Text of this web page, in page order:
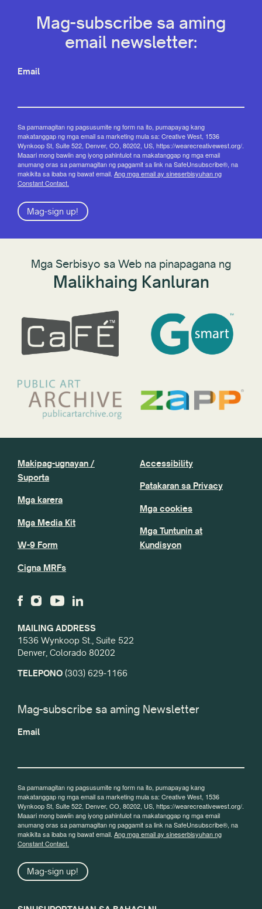
Mag-subscribe sa aming
email newsletter:
Email
Sa pamamagitan ng pagsusumite ng form na ito, pumapayag kang
makatanggap ng mga email sa marketing mula sa: Creative West, 1536
Wynkoop St, Suite 522, Denver, CO, 80202, US, https://wearecreativewest.org/.
Maaari mong bawiin ang iyong pahintulot na makatanggap ng mga email
anumang oras sa pamamagitan ng paggamit sa link na SafeUnsubscribe®, na
makikita sa ibaba ng bawat email. Ang mga email ay sineserbisyuhan ng
Constant Contact.
Mag-sign up!
Mga Serbisyo sa Web na pinapagana ng
Malikhaing Kanluran
MAILING ADDRESS
1536 Wynkoop St., Suite 522
Denver, Colorado 80202
TELEPONO (303) 629-1166
Makipag-ugnayan /
Suporta
Mga karera
Mga Media Kit
W-9 Form
Cigna MRFs
Accessibility
Patakaran sa Privacy
Mga cookies
Mga Tuntunin at
Kundisyon
Mag-subscribe sa aming Newsletter
Email
Sa pamamagitan ng pagsusumite ng form na ito, pumapayag kang
makatanggap ng mga email sa marketing mula sa: Creative West, 1536
Wynkoop St, Suite 522, Denver, CO, 80202, US, https://wearecreativewest.org/.
Maaari mong bawiin ang iyong pahintulot na makatanggap ng mga email
anumang oras sa pamamagitan ng paggamit sa link na SafeUnsubscribe®, na
makikita sa ibaba ng bawat email. Ang mga email ay sineserbisyuhan ng
Constant Contact.
Mag-sign up!